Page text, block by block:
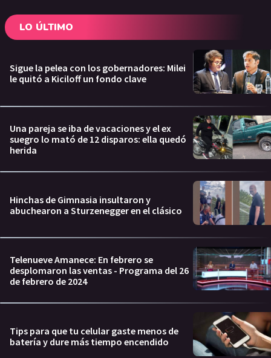
LO ÚLTIMO
Sigue la pelea con los gobernadores: Milei
le quitó a Kiciloff un fondo clave
Una pareja se iba de vacaciones y el ex
suegro lo mató de 12 disparos: ella quedó
herida
Hinchas de Gimnasia insultaron y
abuchearon a Sturzenegger en el clásico
Telenueve Amanece: En febrero se
desplomaron las ventas - Programa del 26
de febrero de 2024
Tips para que tu celular gaste menos de
batería y dure más tiempo encendido